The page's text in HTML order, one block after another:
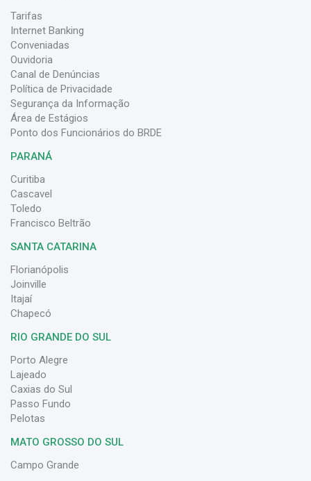
Tarifas
Internet Banking
Conveniadas
Ouvidoria
Canal de Denúncias
Política de Privacidade
Segurança da Informação
Área de Estágios
Ponto dos Funcionários do BRDE
PARANÁ
Curitiba
Cascavel
Toledo
Francisco Beltrão
SANTA CATARINA
Florianópolis
Joinville
Itajaí
Chapecó
RIO GRANDE DO SUL
Porto Alegre
Lajeado
Caxias do Sul
Passo Fundo
Pelotas
MATO GROSSO DO SUL
Campo Grande